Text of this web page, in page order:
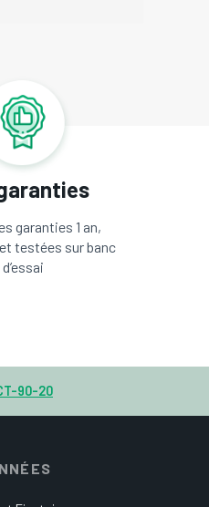
garanties 1 an,
testées sur banc
d’essai
90-20